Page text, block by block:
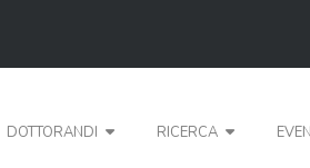
DOTTORANDI RICERCA